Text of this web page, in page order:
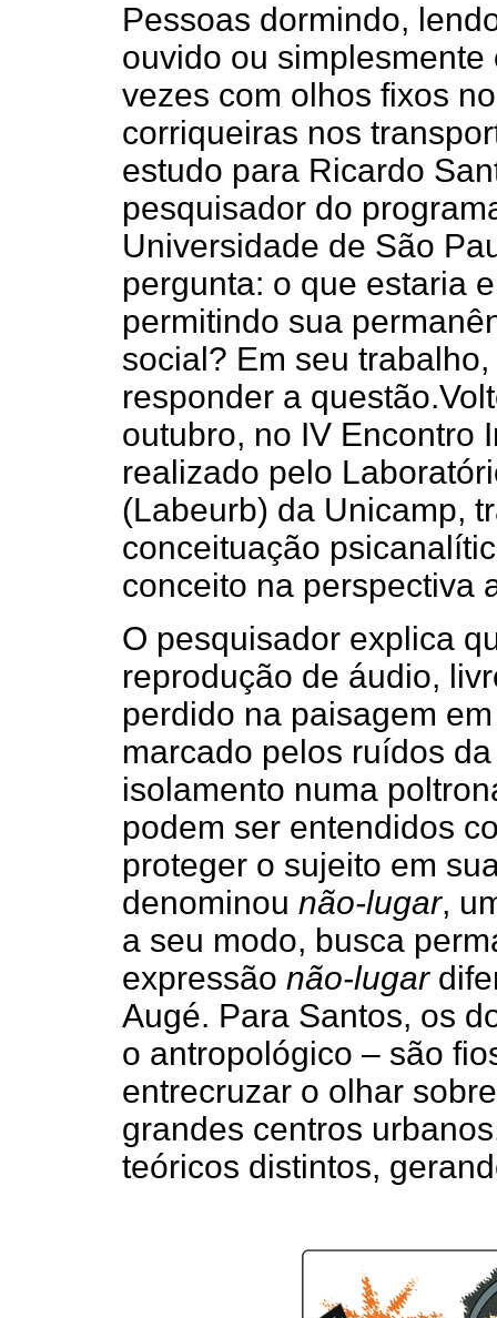
Pessoas dormindo,
ouvido ou
vezes com olhos fixos
corriqueiras nos
estudo para Ricardo
pesquisador do
Universidade de São
pergunta: o que estaria
permitindo sua
social? Em seu
responder a
outubro, no IV Encontro
realizado pelo
(Labeurb) da Unicamp,
conceituação
conceito na perspectiva
O pesquisador explica
reprodução de áudio,
perdido na paisagem
marcado pelos ruídos
isolamento numa
podem ser entendidos
proteger o sujeito em
denominou não-lugar,
a seu modo, busca
expressão não-lugar
Augé. Para Santos, os
o antropológico – são
entrecruzar o olhar
grandes centros
teóricos distintos,